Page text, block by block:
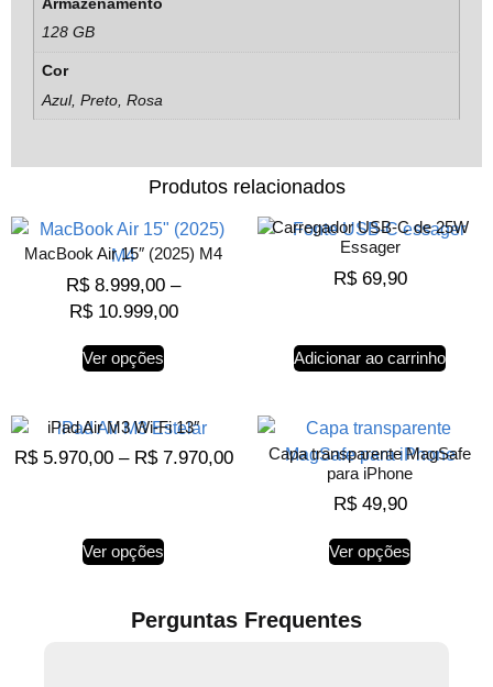
Armazenamento
128 GB
Cor
Azul, Preto, Rosa
Produtos relacionados
MacBook Air 15″ (2025) M4
R$8.999,00 –
R$10.999,00
Ver opções
Carregador USB-C de 25W
Essager
R$69,90
Adicionar ao carrinho
iPad Air M3 Wi-Fi 13″
R$5.970,00 – R$7.970,00
Ver opções
Capa transparente MagSafe
para iPhone
R$49,90
Ver opções
Perguntas Frequentes